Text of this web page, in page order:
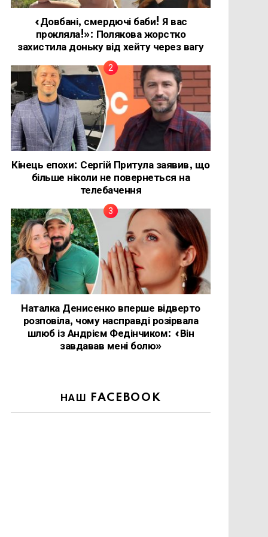
«Довбані, смердючі баби! Я вас
прокляла!»: Полякова жорстко
захистила доньку від хейту через вагу
Кінець епохи: Сергій Притула заявив, що
більше ніколи не повернеться на
телебачення
Наталка Денисенко вперше відверто
розповіла, чому насправді розірвала
шлюб із Андрієм Федінчиком: «Він
завдавав мені болю»
НАШ FACEBOOK